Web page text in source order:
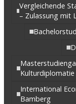
Vergleichende
– Zulassung mit
Kulturdiplomatie
International
Bamberg